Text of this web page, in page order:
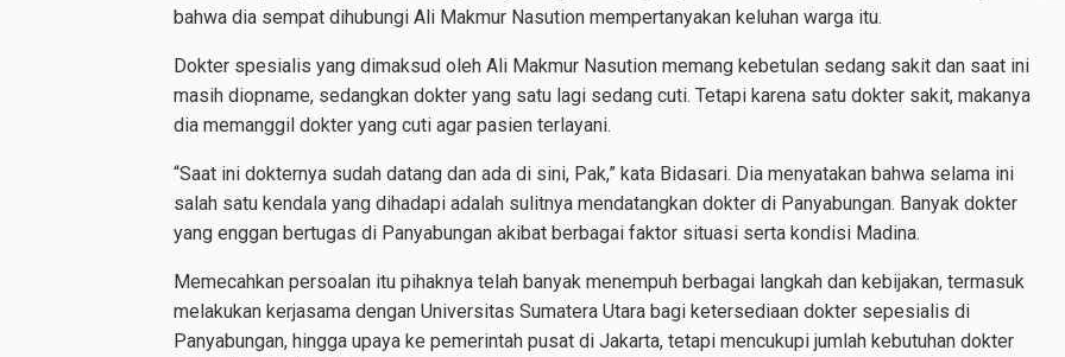
bahwa dia sempat dihubungi Ali Makmur Nasution mempertanyakan keluhan warga itu.
Dokter spesialis yang dimaksud oleh Ali Makmur Nasution memang kebetulan sedang sakit dan saat ini
masih diopname, sedangkan dokter yang satu lagi sedang cuti. Tetapi karena satu dokter sakit, makanya
dia memanggil dokter yang cuti agar pasien terlayani.
“Saat ini dokternya sudah datang dan ada di sini, Pak,” kata Bidasari. Dia menyatakan bahwa selama ini
salah satu kendala yang dihadapi adalah sulitnya mendatangkan dokter di Panyabungan. Banyak dokter
yang enggan bertugas di Panyabungan akibat berbagai faktor situasi serta kondisi Madina.
Memecahkan persoalan itu pihaknya telah banyak menempuh berbagai langkah dan kebijakan, termasuk
melakukan kerjasama dengan Universitas Sumatera Utara bagi ketersediaan dokter sepesialis di
Panyabungan, hingga upaya ke pemerintah pusat di Jakarta, tetapi mencukupi jumlah kebutuhan dokter